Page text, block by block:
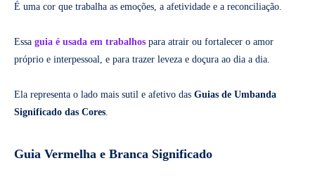
É uma cor que trabalha as emoções, a afetividade e a reconciliação.
Essa guia é usada em trabalhos para atrair ou fortalecer o amor
próprio e interpessoal, e para trazer leveza e doçura ao dia a dia.
Ela representa o lado mais sutil e afetivo das Guias de Umbanda
Significado das Cores.
Guia Vermelha e Branca Significado